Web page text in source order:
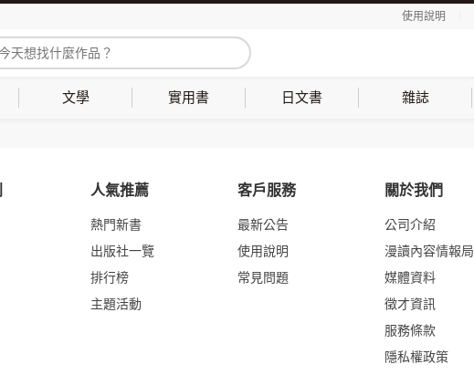
使用說明
文學 實用書 日文書 雜誌
人氣推薦
熱門新書
出版社一覽
排行榜
主題活動
客戶服務
最新公告
使用說明
常見問題
關於我們
公司介紹
漫讀內容情報局
媒體資料
徵才資訊
服務條款
隱私權政策